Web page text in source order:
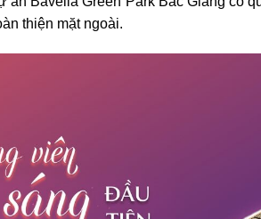
thiện mặt ngoài.